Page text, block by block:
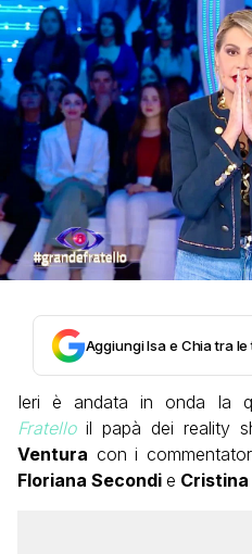
Aggiungi Isa e Chia tra
Ieri è andata in onda la
Fratello il papà dei reality
Ventura con i
Floriana Secondi e